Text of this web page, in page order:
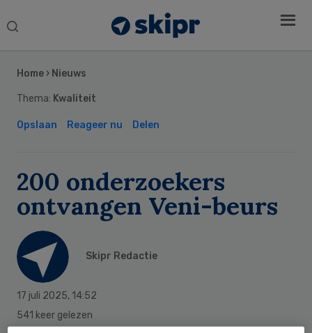
Search
Home › Nieuws
Thema: Kwaliteit
Opslaan Reageer nu Delen
200 onderzoekers
ontvangen Veni-beurs
Skipr Redactie
17 juli 2025, 14:52
541 keer gelezen
Sidebar